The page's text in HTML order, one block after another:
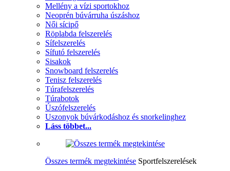
Mellény a vízi sportokhoz
Neoprén búvárruha úszáshoz
Női sícipő
Röplabda felszerelés
Sífelszerelés
Sífutó felszerelés
Sisakok
Snowboard felszerelés
Tenisz felszerelés
Túrafelszerelés
Túrabotok
Úszófelszerelés
Uszonyok búvárkodáshoz és snorkelinghez
Láss többet...
Összes termék megtekintése Sportfelszerelések